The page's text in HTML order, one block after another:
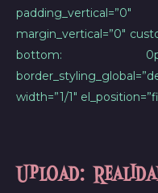
margin_vertical=”0″
bottom:
width=”1/1″
Upload: